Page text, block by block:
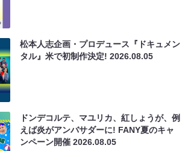
松本人志企画・プロデュース『ドキュメン
タル』米で初制作決定!2026.08.05
ドンデコルテ、マユリカ、紅しょうが、例
えば炎がアンバサダーに! FANY夏のキャ
ンペーン開催2026.08.05